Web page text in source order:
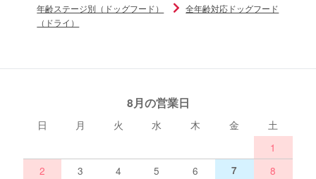
年齢ステージ別（ドッグフード）
全年齢対応ドッグフード
（ドライ）
8月の営業日
日 月 火 水 木 金
土
1
2
3 4 5 6 7
8